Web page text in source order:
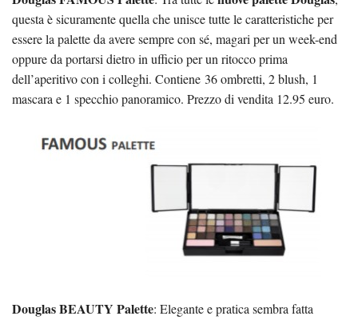
questa è sicuramente quella che unisce tutte le caratteristiche per
essere la palette da avere sempre con sé, magari per un week-end
oppure da portarsi dietro in ufficio per un ritocco prima
dell’aperitivo con i colleghi. Contiene 36 ombretti, 2 blush, 1
mascara e 1 specchio panoramico. Prezzo di vendita 12.95 euro.
Douglas BEAUTY Palette: Elegante e pratica sembra fatta